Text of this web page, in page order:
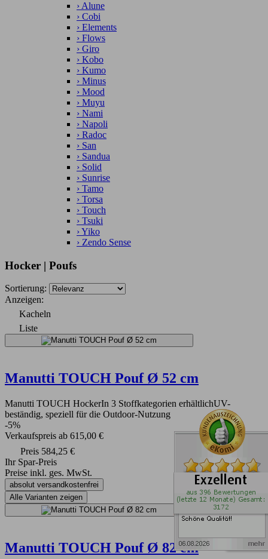
› Alune
› Cobi
› Elements
› Flows
› Giro
› Kobo
› Kumo
› Minus
› Mood
› Muyu
› Nami
› Napoli
› Radoc
› San
› Sandua
› Solid
› Sunrise
› Tamo
› Torsa
› Touch
› Tsuki
›Yiko
› Zendo Sense
Hocker | Poufs
Sortierung:
Anzeigen:
Kacheln
Liste
Manutti TOUCH Pouf Ø 52 cm
Manutti TOUCH HockerIn 3 Stoffkategorien erhältlichUV-
beständig, speziell für die Outdoor-Nutzung
-5%
Verkaufspreis ab 615,00 €
Preis 584,25 €
Ihr Spar-Preis
Preise inkl. ges. MwSt.
absolut versandkostenfrei
Alle Varianten zeigen
Manutti TOUCH Pouf Ø 82 cm